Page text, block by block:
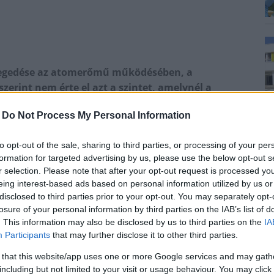
Do Not Process My Personal Information
opt-out of the sale, sharing to third parties, or processing of your
for targeted advertising by us, please use the below opt-out
selection. Please note that after your opt-out request is processed
interest-based ads based on personal information utilized by us
to third parties prior to your opt-out. You may separately
of your personal information by third parties on the IAB’s list of
This information may also be disclosed by us to third parties on the
Participants that may further disclose it to other third parties.
that this website/app uses one or more Google services and may
but not limited to your visit or usage behaviour. You may
az atomerőmű működésében, a
nem érte el azt a szintet, amelynél a
fok - közölte az MVM Paksi Atomerőmű Zrt.
és a nemzetközi sztenderdekben meghatározott
fokos vízhőmérsékletnél megkezdte a folyamatos
szakasz hőmérsékletének mérése a hatóság által
Egyetem által kidolgozott módszertan
módon, az adatok teljes nyilvánossága mellett. A
meghatározzák, hogy amennyiben ezen a
fokot, milyen mértékben kell visszaterhelni az